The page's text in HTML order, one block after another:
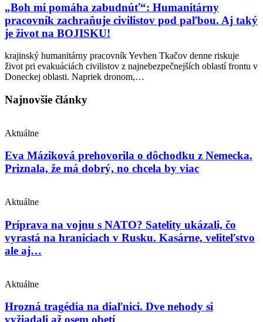
„Boh mi pomáha zabudnúť“: Humanitárny
pracovník zachraňuje civilistov pod paľbou. Aj taký
je život na BOJISKU!
krajinský humanitárny pracovník Yevhen Tkačov denne riskuje
život pri evakuáciách civilistov z najnebezpečnejších oblastí frontu v
Doneckej oblasti. Napriek dronom,…
Najnovšie články
Aktuálne
Eva Máziková prehovorila o dôchodku z Nemecka.
Priznala, že má dobrý, no chcela by viac
Aktuálne
Príprava na vojnu s NATO? Satelity ukázali, čo
vyrastá na hraniciach v Rusku. Kasárne, veliteľstvo
ale aj…
Aktuálne
Hrozná tragédia na diaľnici. Dve nehody si
vyžiadali až osem obetí